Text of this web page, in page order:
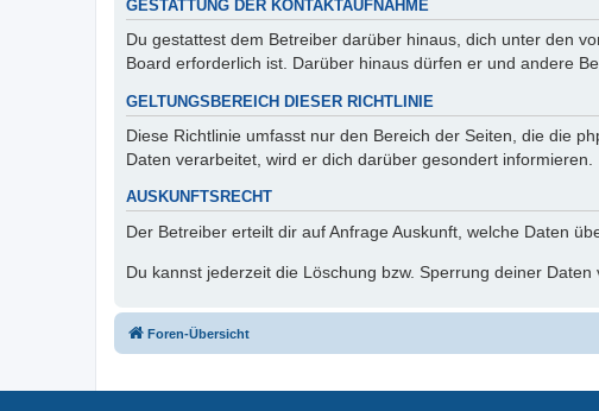
GESTATTUNG DER KONTAKTAUFNAHME
Du gestattest dem Betreiber darüber hinaus, dich unter den
Board erforderlich ist. Darüber hinaus dürfen er und andere
GELTUNGSBEREICH DIESER RICHTLINIE
Diese Richtlinie umfasst nur den Bereich der Seiten, die die
Daten verarbeitet, wird er dich darüber gesondert informieren.
AUSKUNFTSRECHT
Der Betreiber erteilt dir auf Anfrage Auskunft, welche Daten
Du kannst jederzeit die Löschung bzw. Sperrung deiner
Foren-Übersicht